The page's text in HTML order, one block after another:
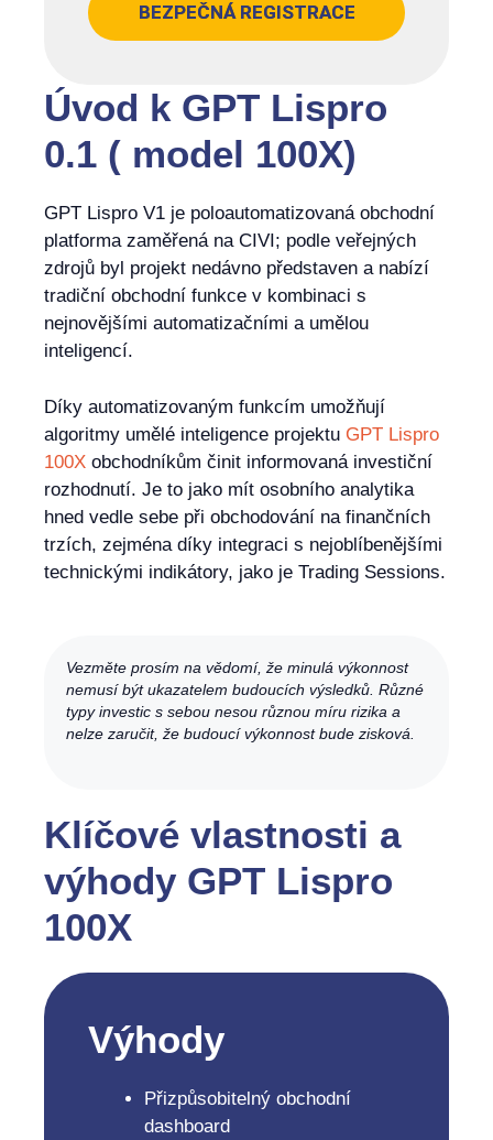
Úvod k GPT Lispro
0.1 ( model 100X)
GPT Lispro V1 je poloautomatizovaná obchodní
platforma zaměřená na CIVI; podle veřejných
zdrojů byl projekt nedávno představen a nabízí
tradiční obchodní funkce v kombinaci s
nejnovějšími automatizačními a umělou
inteligencí.
Díky automatizovaným funkcím umožňují
algoritmy umělé inteligence projektu GPT Lispro
100X obchodníkům činit informovaná investiční
rozhodnutí. Je to jako mít osobního analytika
hned vedle sebe při obchodování na finančních
trzích, zejména díky integraci s nejoblíbenějšími
technickými indikátory, jako je Trading Sessions.
BEZPEČNÁ REGISTRACE
Vezměte prosím na vědomí, že minulá výkonnost
nemusí být ukazatelem budoucích výsledků. Různé
typy investic s sebou nesou různou míru rizika a
nelze zaručit, že budoucí výkonnost bude zisková.
Klíčové vlastnosti a
výhody GPT Lispro
100X
Výhody
Přizpůsobitelný obchodní
dashboard